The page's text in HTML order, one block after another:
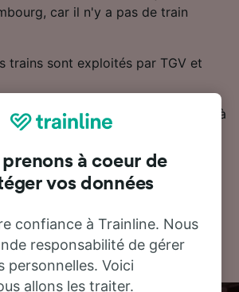
car il n'y a pas de train
trains sont exploités par TGV et
de train Marseille - Luxembourg à
En réservant à l'avance, vous
sur le prix des billets
et les billets de train pas chers
de voyage.
prenons à coeur de
vos données
confiance à Trainline. Nous
responsabilité de gérer
personnelles. Voici
allons les traiter.